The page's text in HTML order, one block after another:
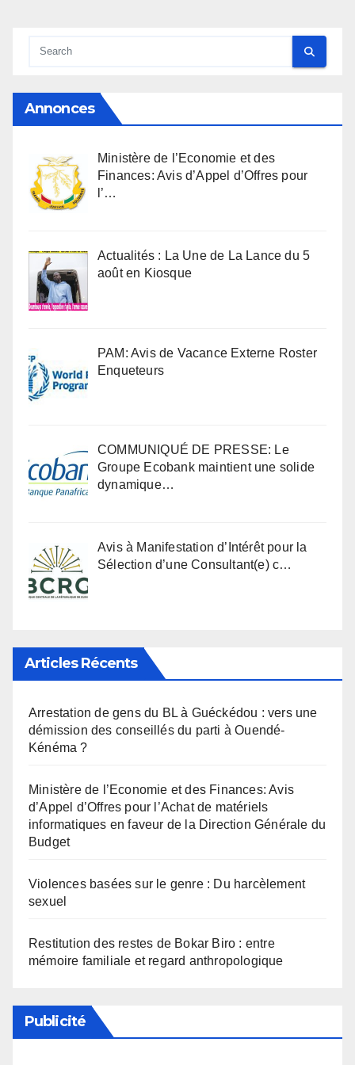
Annonces
Ministère de l’Economie et des
Finances: Avis d’Appel d’Offres pour
l’…
Actualités : La Une de La Lance du 5
août en Kiosque
PAM: Avis de Vacance Externe Roster
Enqueteurs
COMMUNIQUÉ DE PRESSE: Le
Groupe Ecobank maintient une solide
dynamique…
Avis à Manifestation d’Intérêt pour la
Sélection d’une Consultant(e) c…
Articles Récents
Arrestation de gens du BL à Guéckédou : vers une
démission des conseillés du parti à Ouendé-
Kénéma ?
Ministère de l’Economie et des Finances: Avis
d’Appel d’Offres pour l’Achat de matériels
informatiques en faveur de la Direction Générale du
Budget
Violences basées sur le genre : Du harcèlement
sexuel
Restitution des restes de Bokar Biro : entre
mémoire familiale et regard anthropologique
Publicité